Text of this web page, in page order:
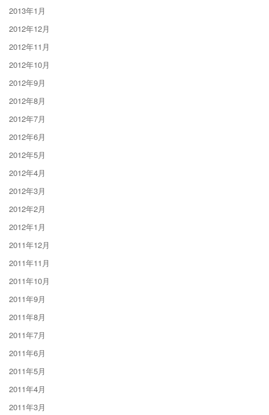
2013年1月
2012年12月
2012年11月
2012年10月
2012年9月
2012年8月
2012年7月
2012年6月
2012年5月
2012年4月
2012年3月
2012年2月
2012年1月
2011年12月
2011年11月
2011年10月
2011年9月
2011年8月
2011年7月
2011年6月
2011年5月
2011年4月
2011年3月